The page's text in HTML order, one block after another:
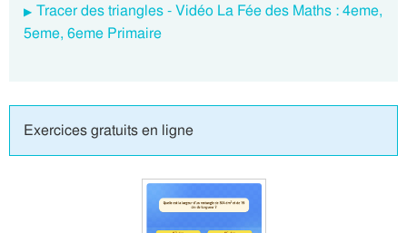
Tracer des triangles - Vidéo La Fée des Maths : 4eme,
5eme, 6eme Primaire
Exercices gratuits en ligne